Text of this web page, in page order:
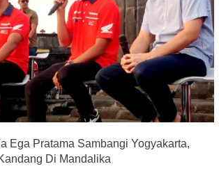
Ega Pratama Sambangi Yogyakarta,
Di Mandalika